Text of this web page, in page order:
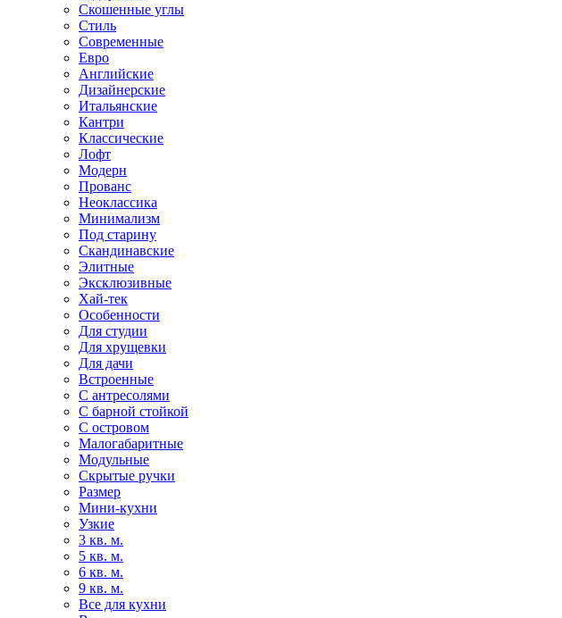
Скошенные углы
Стиль
Современные
Евро
Английские
Дизайнерские
Итальянские
Кантри
Классические
Лофт
Модерн
Прованс
Неоклассика
Минимализм
Под старину
Скандинавские
Элитные
Эксклюзивные
Хай-тек
Особенности
Для студии
Для хрущевки
Для дачи
Встроенные
С антресолями
С барной стойкой
С островом
Малогабаритные
Модульные
Скрытые ручки
Размер
Мини-кухни
Узкие
3 кв. м.
5 кв. м.
6 кв. м.
9 кв. м.
Все для кухни